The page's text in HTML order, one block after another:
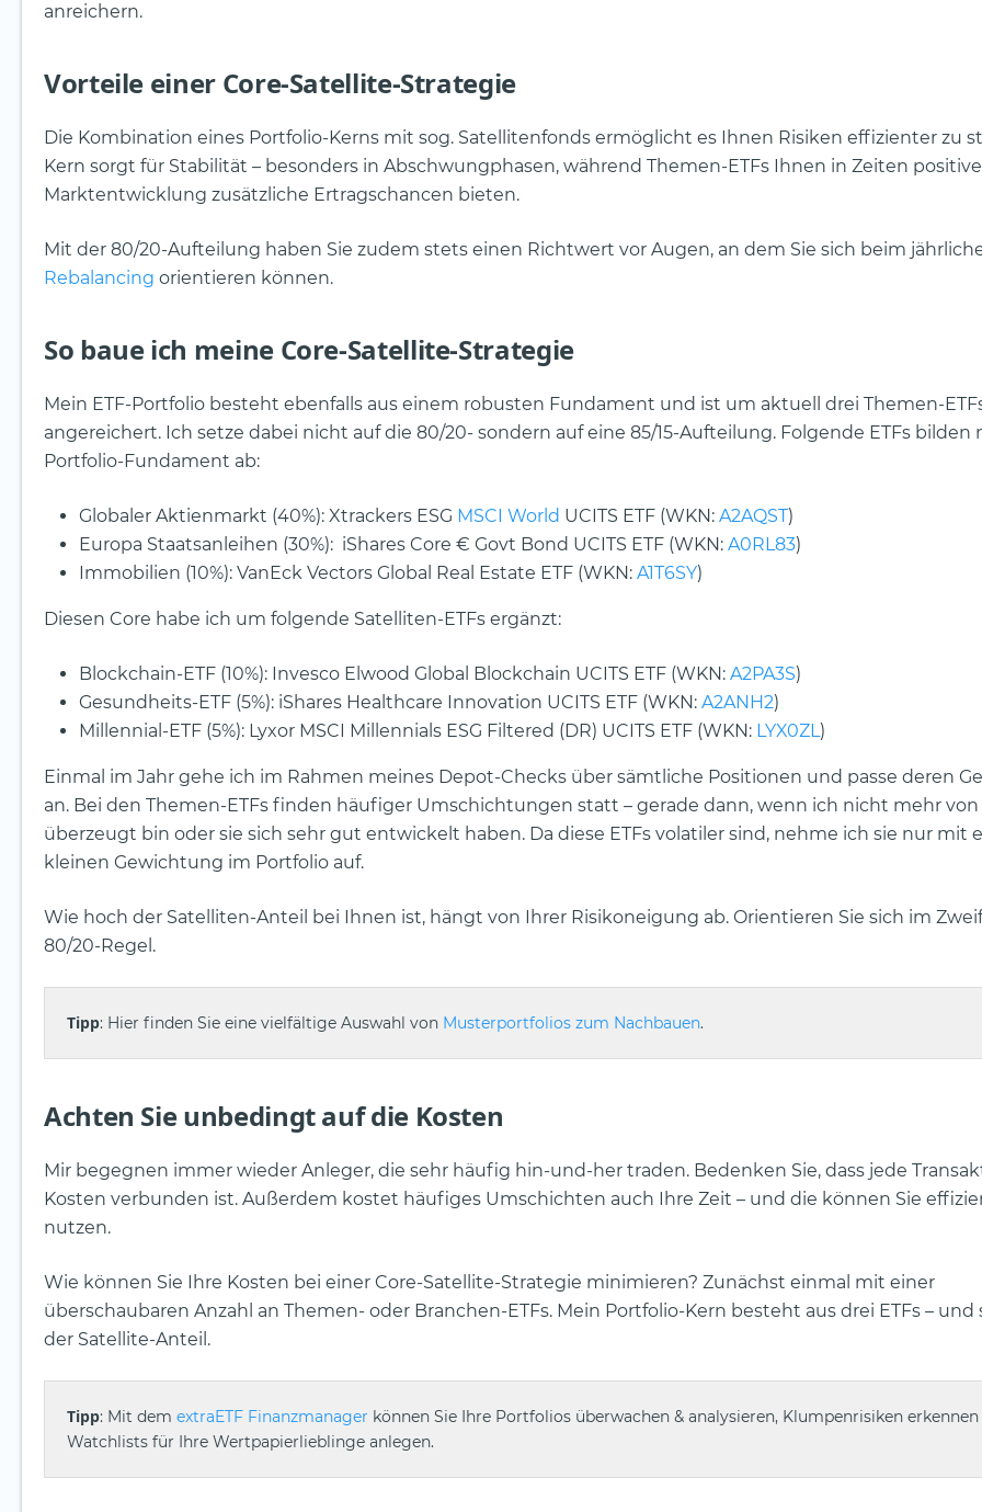
anreichern.
Vorteile einer Core-Satellite-Strategie
Die Kombination eines Portfolio-Kerns mit sog. Satellitenfonds ermöglicht es Ihnen Risiken effizienter zu
Kern sorgt für Stabilität – besonders in Abschwungphasen, während Themen-ETFs Ihnen in Zeiten
Marktentwicklung zusätzliche Ertragschancen bieten.
Mit der 80/20-Aufteilung haben Sie zudem stets einen Richtwert vor Augen, an dem Sie sich beim
Rebalancing orientieren können.
So baue ich meine Core-Satellite-Strategie
Mein ETF-Portfolio besteht ebenfalls aus einem robusten Fundament und ist um aktuell drei Themen-
angereichert. Ich setze dabei nicht auf die 80/20- sondern auf eine 85/15-Aufteilung. Folgende ETFs bilden
Portfolio-Fundament ab:
Globaler Aktienmarkt (40%): Xtrackers ESG MSCI World UCITS ETF (WKN: A2AQST)
Europa Staatsanleihen (30%): iShares Core € Govt Bond UCITS ETF (WKN: A0RL83)
Immobilien (10%): VanEck Vectors Global Real Estate ETF (WKN: A1T6SY)
Diesen Core habe ich um folgende Satelliten-ETFs ergänzt:
Blockchain-ETF (10%): Invesco Elwood Global Blockchain UCITS ETF (WKN: A2PA3S)
Gesundheits-ETF (5%): iShares Healthcare Innovation UCITS ETF (WKN: A2ANH2)
Millennial-ETF (5%): Lyxor MSCI Millennials ESG Filtered (DR) UCITS ETF (WKN: LYX0ZL)
Einmal im Jahr gehe ich im Rahmen meines Depot-Checks über sämtliche Positionen und passe deren
an. Bei den Themen-ETFs finden häufiger Umschichtungen statt – gerade dann, wenn ich nicht mehr
überzeugt bin oder sie sich sehr gut entwickelt haben. Da diese ETFs volatiler sind, nehme ich sie nur mit
kleinen Gewichtung im Portfolio auf.
Wie hoch der Satelliten-Anteil bei Ihnen ist, hängt von Ihrer Risikoneigung ab. Orientieren Sie sich im
80/20-Regel.
Tipp: Hier finden Sie eine vielfältige Auswahl von Musterportfolios zum Nachbauen.
Achten Sie unbedingt auf die Kosten
Mir begegnen immer wieder Anleger, die sehr häufig hin-und-her traden. Bedenken Sie, dass jede
Kosten verbunden ist. Außerdem kostet häufiges Umschichten auch Ihre Zeit – und die können Sie
nutzen.
Wie können Sie Ihre Kosten bei einer Core-Satellite-Strategie minimieren? Zunächst einmal mit einer
überschaubaren Anzahl an Themen- oder Branchen-ETFs. Mein Portfolio-Kern besteht aus drei ETFs – und
der Satellite-Anteil.
Tipp: Mit dem extraETF Finanzmanager können Sie Ihre Portfolios überwachen & analysieren, Klumpenrisiken erkennen
Watchlists für Ihre Wertpapierlieblinge anlegen.